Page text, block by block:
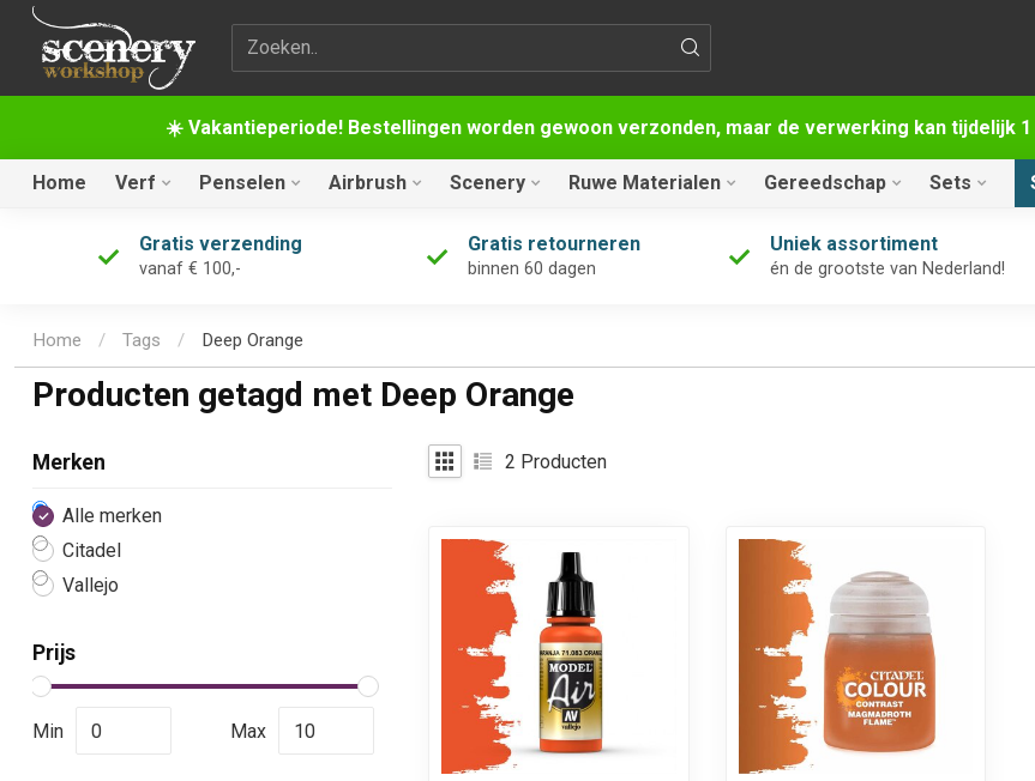
☀️ Vakantieperiode! Bestellingen worden gewoon verzonden, maar de verwerking kan tijdelijk
Zoekterm
Home Verf Penselen Airbrush Scenery Ruwe Materialen Gereedschap Sets
Gratis verzending
vanaf € 100,-
Gratis retourneren
binnen 60 dagen
Uniek assortiment
én de grootste van Nederland!
Home / Tags / Deep Orange
Producten getagd met Deep Orange
Merken
Alle merken
Citadel
Vallejo
Prijs
Min Max
2 Producten